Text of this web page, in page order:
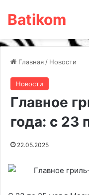
Batikom
Главная / Новости
Новости
Главное
года: с 23
22.05.2025